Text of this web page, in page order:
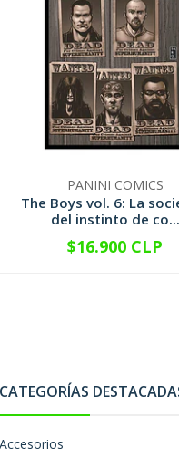
PANINI COMICS
The Boys vol. 6: La
del instinto de co...
+
$16.900 CLP
CATEGORÍAS
Accesorios